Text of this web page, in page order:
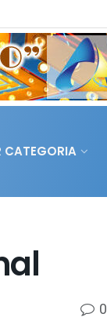
CATEGORIA
0